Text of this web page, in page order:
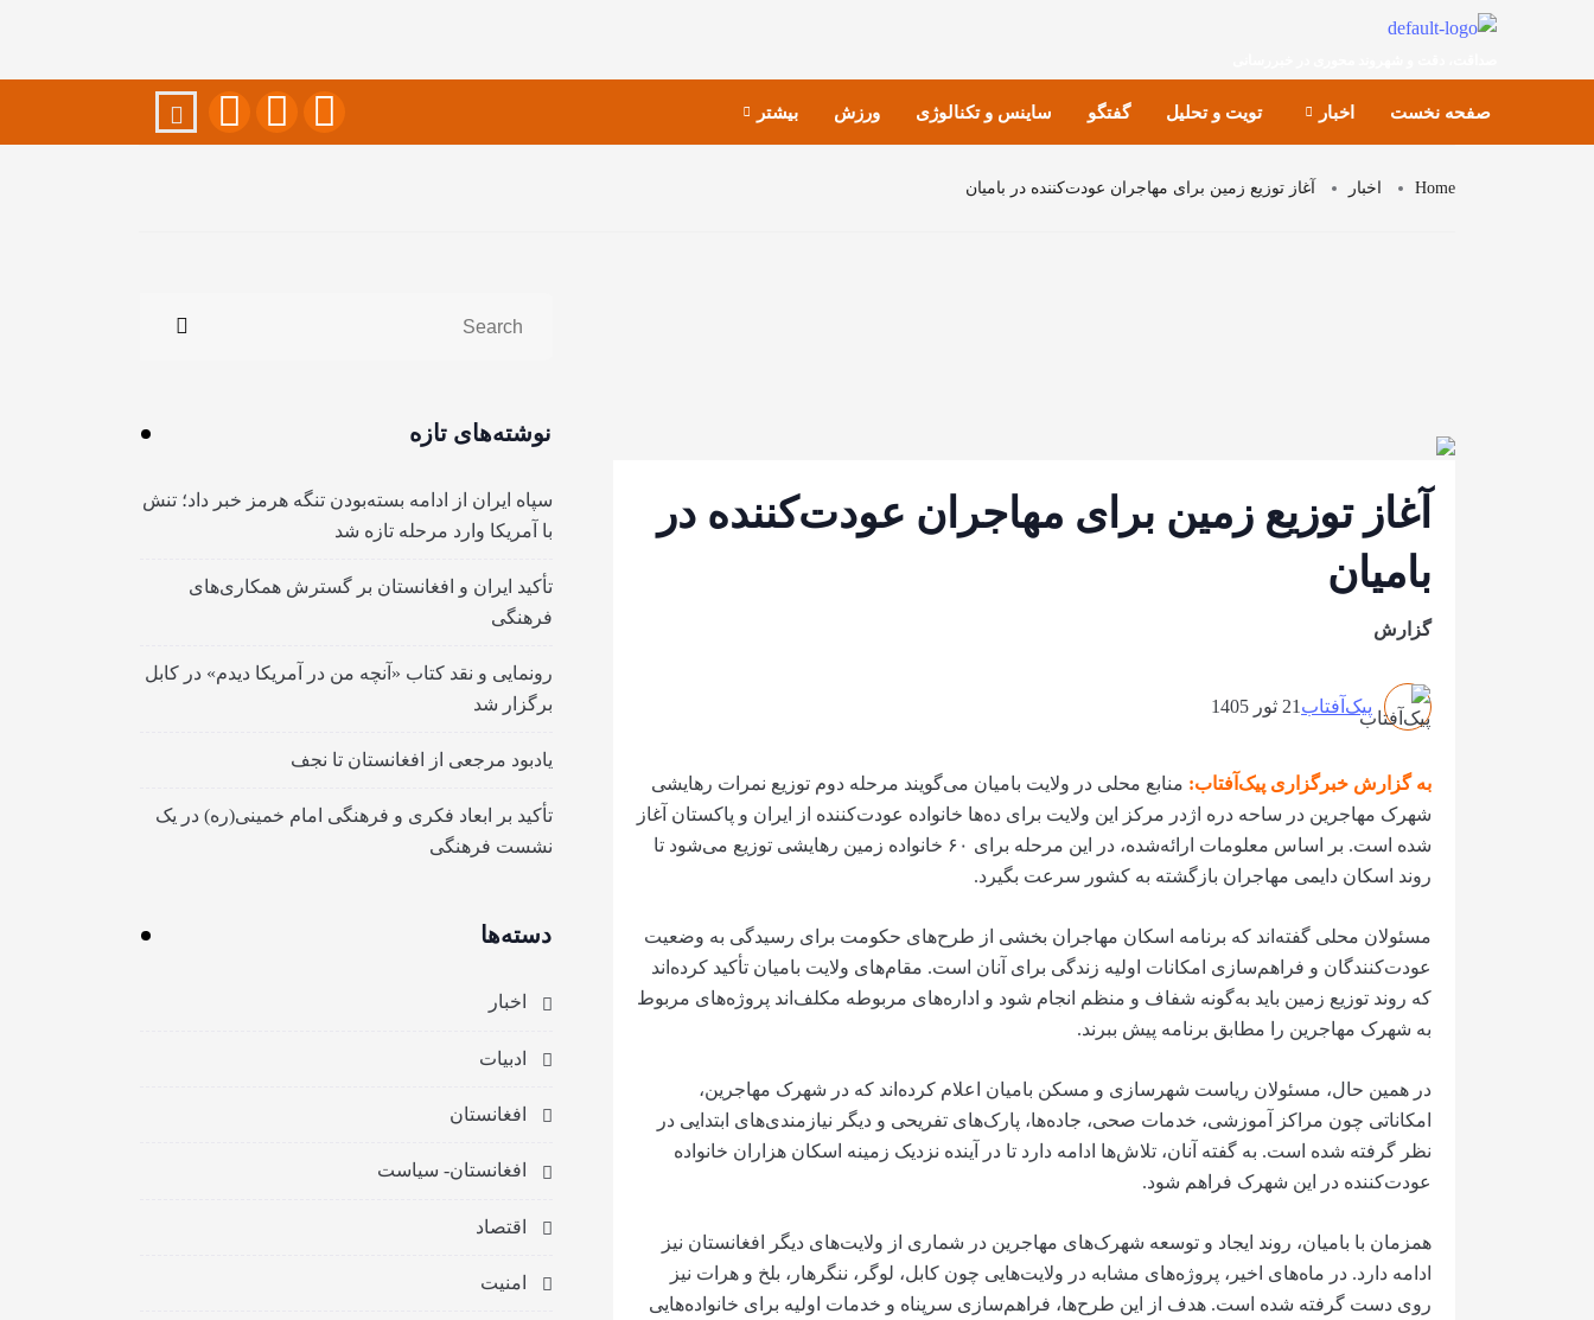
صفحه نخست اخبار تویت و تحلیل گفتگو ساینس و تکنالوژی ورزش بیشتر
Home اخبار آغاز توزیع زمین برای مهاجران عودت‌کننده در بامیان
آغاز توزیع زمین برای مهاجران عودت‌کننده در
بامیان
گزارش
پیک‌آفتاب 21 ثور 1405
به گزارش خبرگزاری پیک‌آفتاب: منابع محلی در ولایت بامیان می‌گویند مرحله دوم توزیع نمرات رهایشی
شهرک مهاجرین در ساحه دره اژدر مرکز این ولایت برای ده‌ها خانواده عودت‌کننده از ایران و پاکستان آغاز
شده است. بر اساس معلومات ارائه‌شده، در این مرحله برای ۶۰ خانواده زمین رهایشی توزیع می‌شود تا
روند اسکان دایمی مهاجران بازگشته به کشور سرعت بگیرد.
مسئولان محلی گفته‌اند که برنامه اسکان مهاجران بخشی از طرح‌های حکومت برای رسیدگی به وضعیت
عودت‌کنندگان و فراهم‌سازی امکانات اولیه زندگی برای آنان است. مقام‌های ولایت بامیان تأکید کرده‌اند
که روند توزیع زمین باید به‌گونه شفاف و منظم انجام شود و اداره‌های مربوطه مکلف‌اند پروژه‌های مربوط
به شهرک مهاجرین را مطابق برنامه پیش ببرند.
در همین حال، مسئولان ریاست شهرسازی و مسکن بامیان اعلام کرده‌اند که در شهرک مهاجرین،
امکاناتی چون مراکز آموزشی، خدمات صحی، جاده‌ها، پارک‌های تفریحی و دیگر نیازمندی‌های ابتدایی در
نظر گرفته شده است. به گفته آنان، تلاش‌ها ادامه دارد تا در آینده نزدیک زمینه اسکان هزاران خانواده
عودت‌کننده در این شهرک فراهم شود.
همزمان با بامیان، روند ایجاد و توسعه شهرک‌های مهاجرین در شماری از ولایت‌های دیگر افغانستان نیز
ادامه دارد. در ماه‌های اخیر، پروژه‌های مشابه در ولایت‌هایی چون کابل، لوگر، ننگرهار، بلخ و هرات نیز
روی دست گرفته شده است. هدف از این طرح‌ها، فراهم‌سازی سرپناه و خدمات اولیه برای خانواده‌هایی
نوشته‌های تازه
سپاه ایران از ادامه بسته‌بودن تنگه هرمز خبر داد؛ تنش
با آمریکا وارد مرحله تازه شد
تأکید ایران و افغانستان بر گسترش همکاری‌های
فرهنگی
رونمایی و نقد کتاب «آنچه من در آمریکا دیدم» در کابل
برگزار شد
یادبود مرجعی از افغانستان تا نجف
تأکید بر ابعاد فکری و فرهنگی امام خمینی(ره) در یک
نشست فرهنگی
دسته‌ها
اخبار
ادبیات
افغانستان
افغانستان- سیاست
اقتصاد
امنیت